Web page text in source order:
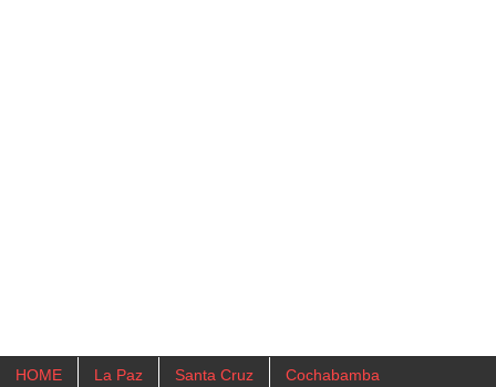
HOME La Paz Santa Cruz Cochabamba